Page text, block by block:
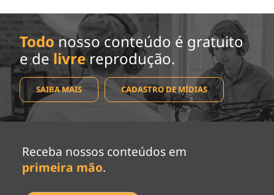
Todo nosso conteúdo é gratuito
e de livrereprodução.
SAIBA MAIS CADASTRO DE MÍDIAS
Receba nossos conteúdos em
primeira mão.